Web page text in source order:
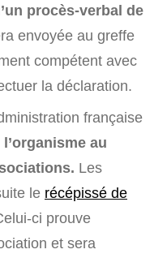
procès-verbal de
envoyée au greffe
compétent avec
la déclaration.
française
au
Les
le récépissé de
ci prouve
et sera